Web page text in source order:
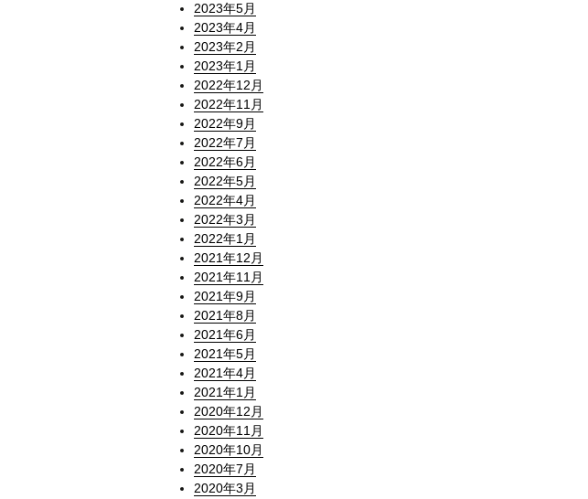
2023年5月
2023年4月
2023年2月
2023年1月
2022年12月
2022年11月
2022年9月
2022年7月
2022年6月
2022年5月
2022年4月
2022年3月
2022年1月
2021年12月
2021年11月
2021年9月
2021年8月
2021年6月
2021年5月
2021年4月
2021年1月
2020年12月
2020年11月
2020年10月
2020年7月
2020年3月